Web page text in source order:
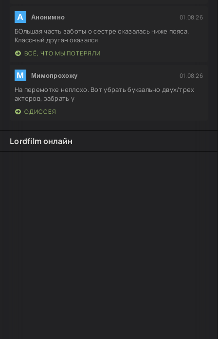
А Анонимно 01.08.26
БОльшая часть заботы о сестре оказалась ниже пояса.
Классный друган оказался
ВСЁ, ЧТО МЫ ПОТЕРЯЛИ
М Мимопрохожу 01.08.26
На перемотке неплохо. Вот убрать буквально двух/трех
актеров, забрать у
ОДИССЕЯ
Lordfilm онлайн